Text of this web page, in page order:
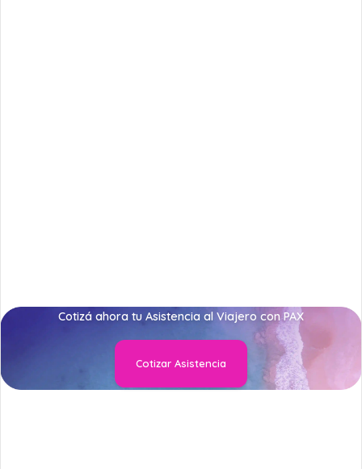
Cotizá ahora tu Asistencia al Viajero con PAX
Cotizar Asistencia